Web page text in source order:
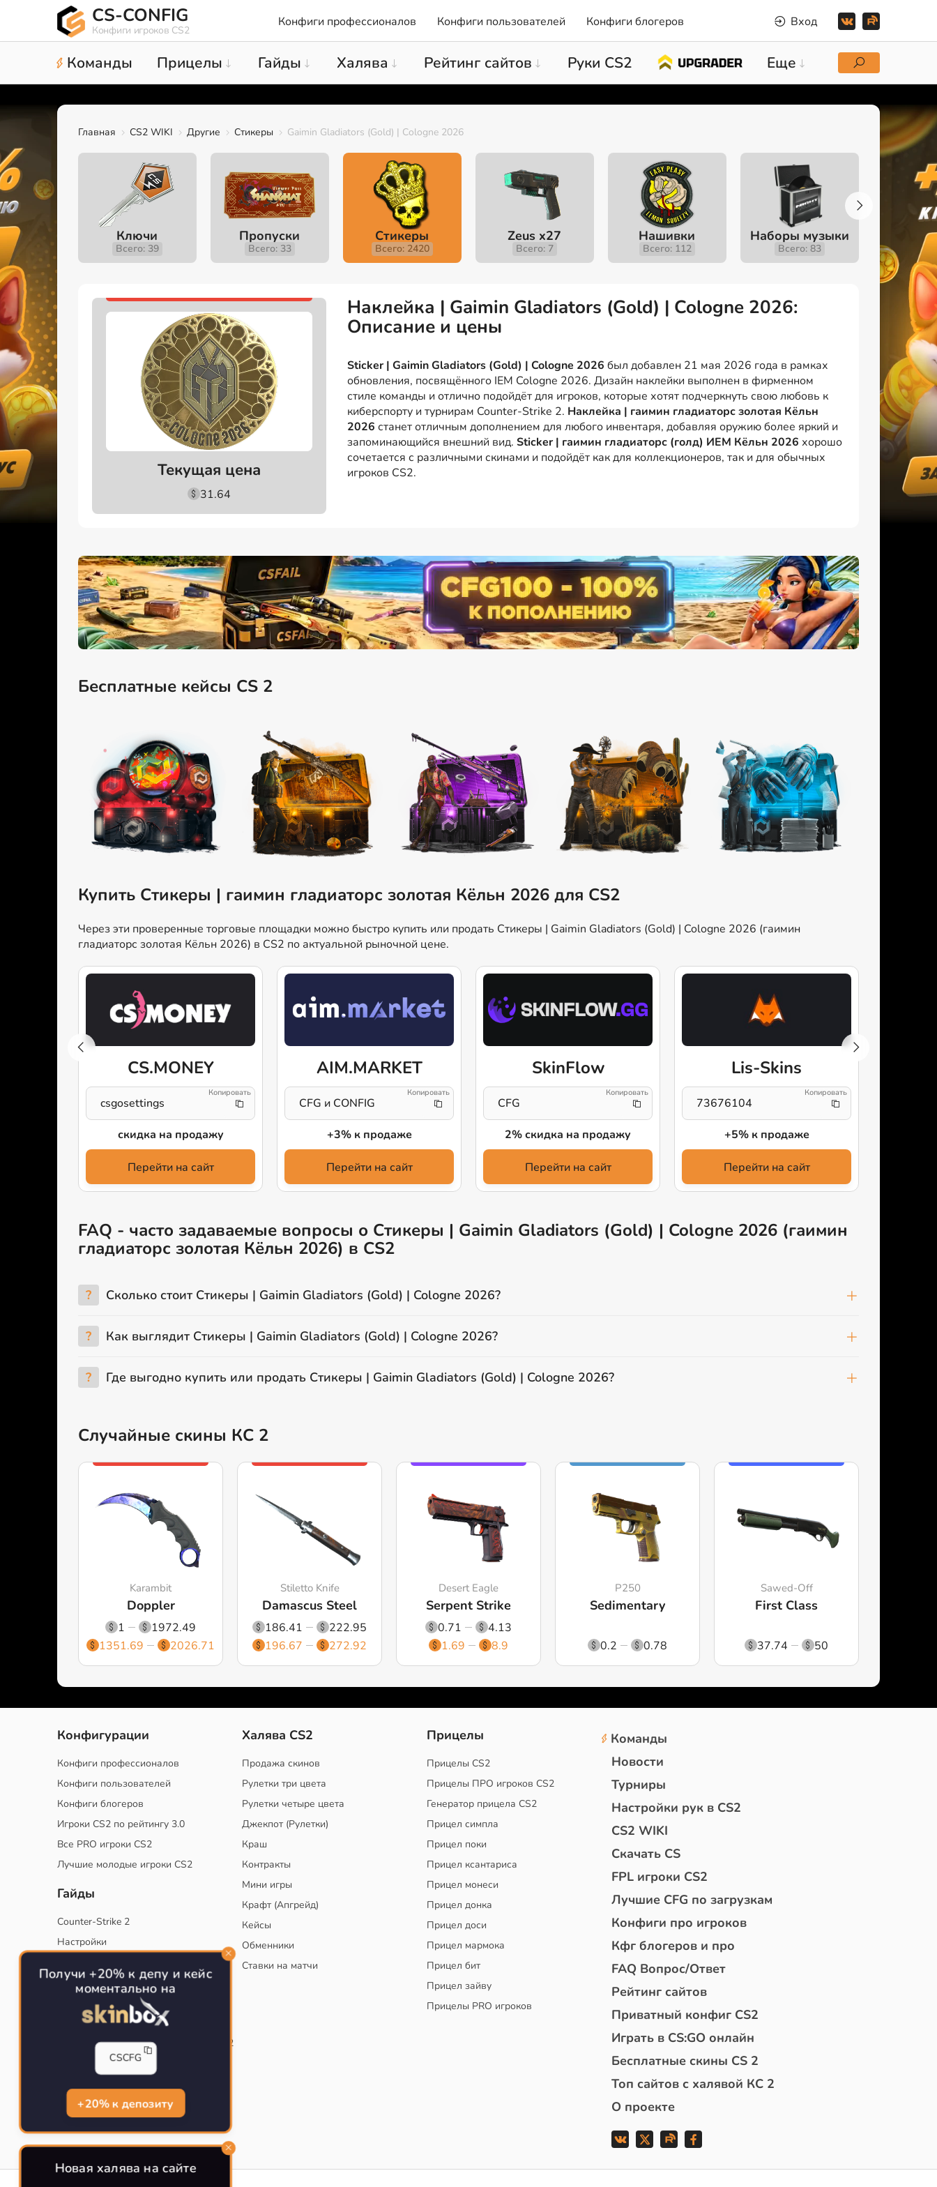
CS-CONFIG
Конфиги игроков CS2
Конфиги профессионалов Конфиги пользователей Конфиги блогеров Вход
Команды Прицелы Гайды Халява Рейтинг сайтов Руки CS2 Еще
Главная CS2 WIKI Другие Стикеры Gaimin Gladiators (Gold) | Cologne 2026
Ключи
Всего: 39
Пропуски
Всего: 33
Стикеры
Всего: 2420
Zeus x27
Всего: 7
Нашивки
Всего: 112
Наборы музыки
Всего: 83
Текущая цена
31.64
Наклейка | Gaimin Gladiators (Gold) | Cologne 2026:
Описание и цены
Sticker | Gaimin Gladiators (Gold) | Cologne 2026 был добавлен 21 мая 2026 года в рамках
обновления, посвящённого IEM Cologne 2026. Дизайн наклейки выполнен в фирменном
стиле команды и отлично подойдёт для игроков, которые хотят подчеркнуть свою любовь к
киберспорту и турнирам Counter-Strike 2. Наклейка | гаимин гладиаторс золотая Кёльн
2026 станет отличным дополнением для любого инвентаря, добавляя оружию более яркий и
запоминающийся внешний вид. Sticker | гаимин гладиаторс (голд) ИЕМ Кёльн 2026 хорошо
сочетается с различными скинами и подойдёт как для коллекционеров, так и для обычных
игроков CS2.
Бесплатные кейсы CS 2
Купить Стикеры | гаимин гладиаторс золотая Кёльн 2026 для CS2
Через эти проверенные торговые площадки можно быстро купить или продать Стикеры | Gaimin Gladiators (Gold) | Cologne 2026 (гаимин
гладиаторс золотая Кёльн 2026) в CS2 по актуальной рыночной цене.
CS.MONEY
csgosettings
скидка на продажу
Перейти на сайт
AIM.MARKET
CFG и CONFIG
+3% к продаже
Перейти на сайт
SkinFlow
CFG
2% скидка на продажу
Перейти на сайт
Lis-Skins
73676104
+5% к продаже
Перейти на сайт
FAQ - часто задаваемые вопросы о Стикеры | Gaimin Gladiators (Gold) | Cologne 2026 (гаимин
гладиаторс золотая Кёльн 2026) в CS2
? Сколько стоит Стикеры | Gaimin Gladiators (Gold) | Cologne 2026?
? Как выглядит Стикеры | Gaimin Gladiators (Gold) | Cologne 2026?
? Где выгодно купить или продать Стикеры | Gaimin Gladiators (Gold) | Cologne 2026?
Случайные скины КС 2
Karambit
Doppler
1
1972.49
1351.69
2026.71
Stiletto Knife
Damascus Steel
186.41
222.95
196.67
272.92
Desert Eagle
Serpent Strike
0.71
4.13
1.69
8.9
P250
Sedimentary
0.2 0.78
Sawed-Off
First Class
37.74 50
Конфигурации
Конфиги профессионалов
Конфиги пользователей
Конфиги блогеров
Игроки CS2 по рейтингу 3.0
Все PRO игроки CS2
Лучшие молодые игроки CS2
Гайды
Counter-Strike 2
Настройки
Тактики
Конфиг для тренировок в CS
Как сохранить свой конфиг CS
Инста смоки на карте de_mirage в CS2
Рабочий бинд на Jumpthrow
Халява CS2
Продажа скинов
Рулетки три цвета
Рулетки четыре цвета
Джекпот (Рулетки)
Краш
Контракты
Мини игры
Крафт (Апгрейд)
Кейсы
Обменники
Ставки на матчи
Прицелы
Прицелы CS2
Прицелы ПРО игроков CS2
Генератор прицела CS2
Прицел симпла
Прицел поки
Прицел ксантариса
Прицел монеси
Прицел донка
Прицел доси
Прицел мармока
Прицел бит
Прицел зайву
Прицелы PRO игроков
Команды
Новости
Турниры
Настройки рук в CS2
CS2 WIKI
Скачать CS
FPL игроки CS2
Лучшие CFG по загрузкам
Конфиги про игроков
Кфг блогеров и про
FAQ Вопрос/Ответ
Рейтинг сайтов
Приватный конфиг CS2
Играть в CS:GO онлайн
Бесплатные скины CS 2
Топ сайтов с халявой КС 2
О проекте
Получи +20% к депу и кейс
моментально на
CSCFG
+20% к депозиту
Новая халява на сайте